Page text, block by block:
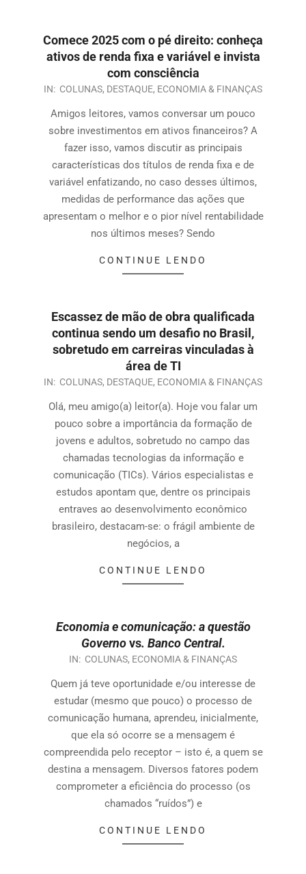
Comece 2025 com o pé direito: conheça
ativos de renda fixa e variável e invista
com consciência
IN: COLUNAS, DESTAQUE, ECONOMIA & FINANÇAS
Amigos leitores, vamos conversar um pouco
sobre investimentos em ativos financeiros? A
fazer isso, vamos discutir as principais
características dos títulos de renda fixa e de
variável enfatizando, no caso desses últimos,
medidas de performance das ações que
apresentam o melhor e o pior nível rentabilidade
nos últimos meses? Sendo
CONTINUE LENDO
Escassez de mão de obra qualificada
continua sendo um desafio no Brasil,
sobretudo em carreiras vinculadas à
área de TI
IN: COLUNAS, DESTAQUE, ECONOMIA & FINANÇAS
Olá, meu amigo(a) leitor(a). Hoje vou falar um
pouco sobre a importância da formação de
jovens e adultos, sobretudo no campo das
chamadas tecnologias da informação e
comunicação (TICs). Vários especialistas e
estudos apontam que, dentre os principais
entraves ao desenvolvimento econômico
brasileiro, destacam-se: o frágil ambiente de
negócios, a
CONTINUE LENDO
Economia e comunicação: a questão
Governovs. Banco Central.
IN: COLUNAS, ECONOMIA & FINANÇAS
Quem já teve oportunidade e/ou interesse de
estudar (mesmo que pouco) o processo de
comunicação humana, aprendeu, inicialmente,
que ela só ocorre se a mensagem é
compreendida pelo receptor – isto é, a quem se
destina a mensagem. Diversos fatores podem
comprometer a eficiência do processo (os
chamados “ruídos”) e
CONTINUE LENDO